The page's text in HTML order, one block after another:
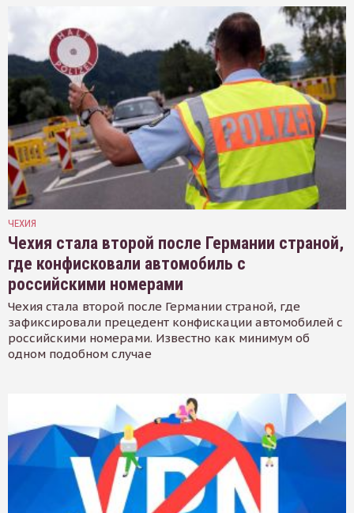
ЧЕХИЯ
Чехия стала второй после Германии страной,
где конфисковали автомобиль с
российскими номерами
Чехия стала второй после Германии страной, где
зафиксировали прецедент конфискации автомобилей с
российскими номерами. Известно как минимум об
одном подобном случае